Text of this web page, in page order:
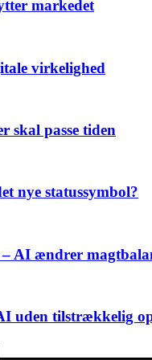
markedet
virkelighed
skal passe tiden
nye statussymbol?
AI ændrer
uden tilstrækkelig